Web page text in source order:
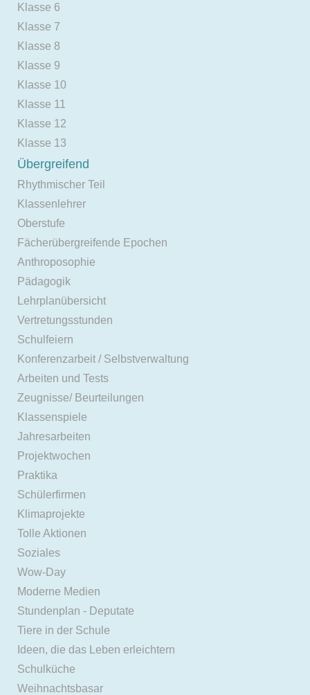
Klasse 6
Klasse 7
Klasse 8
Klasse 9
Klasse 10
Klasse 11
Klasse 12
Klasse 13
Übergreifend
Rhythmischer Teil
Klassenlehrer
Oberstufe
Fächerübergreifende Epochen
Anthroposophie
Pädagogik
Lehrplanübersicht
Vertretungsstunden
Schulfeiern
Konferenzarbeit / Selbstverwaltung
Arbeiten und Tests
Zeugnisse/ Beurteilungen
Klassenspiele
Jahresarbeiten
Projektwochen
Praktika
Schülerfirmen
Klimaprojekte
Tolle Aktionen
Soziales
Wow-Day
Moderne Medien
Stundenplan - Deputate
Tiere in der Schule
Ideen, die das Leben erleichtern
Schulküche
Weihnachtsbasar